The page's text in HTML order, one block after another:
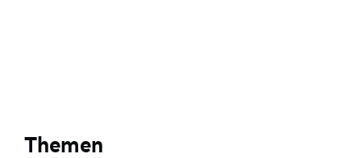
Themen